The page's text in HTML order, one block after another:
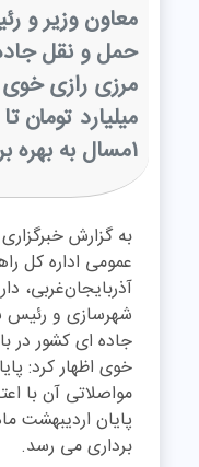
معاون وزیر و
حمل و نقل
میلیارد تومان
۱مسال به بهره برداری می رسد.
به گزارش
عمومی اداره کل
آذربایجان‌غربی،
شهرسازی و رئیس
جاده ای کشور در
خوی اظهار کرد:
پایان اردیبهشت
برداری می رسد.